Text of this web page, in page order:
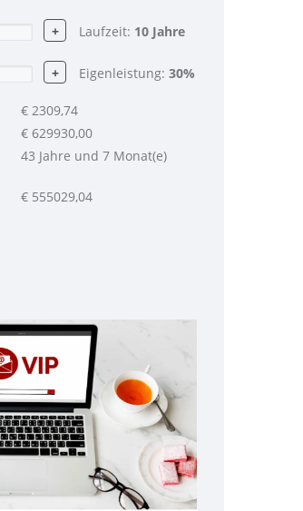
+ Laufzeit: 10 Jahre
+ Eigenleistung: 30%
€ 2309,74
€ 629930,00
43 Jahre und 7 Monat(e)
€ 555029,04